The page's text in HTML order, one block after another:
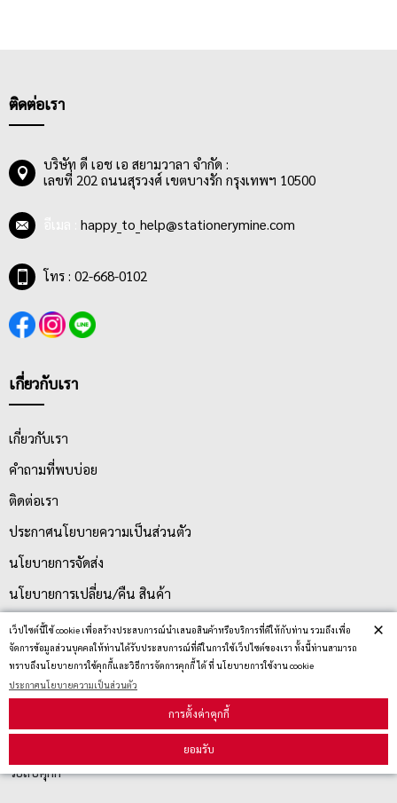
เว็ปไซต์นี้ใช้ cookie เพื่อสร้างประสบการณ์นำเสนอสินค้าหรือบริการที่ดีให้กับท่าน รวมถึงเพื่อ
จัดการข้อมูลส่วนบุคคลให้ท่านได้รับประสบการณ์ที่ดีในการใช้เว็ปไซต์ของเรา ทั้งนี้ท่านสามารถ
ทราบถึงนโยบายการใช้คุกกี้และวิธีการจัดการคุกกี้ ได้ ที่ นโยบายการใช้งาน cookie
ประกาศนโยบายความเป็นส่วนตัว
การตั้งค่าคุกกี้
ยอมรับ
×
ติดต่อเรา
บริษัท ดี เอช เอ สยามวาลา จำกัด :
เลขที่ 202 ถนนสุรวงศ์ เขตบางรัก กรุงเทพฯ 10500
happy_to_help@stationerymine.com
โทร : 02-668-0102
เกี่ยวกับเรา
เกี่ยวกับเรา
คำถามที่พบบ่อย
ติดต่อเรา
ประกาศนโยบายความเป็นส่วนตัว
นโยบายการจัดส่ง
นโยบายการเปลี่ยน/คืน สินค้า
บริการลูกค้า
วิธีลบคุกกี้